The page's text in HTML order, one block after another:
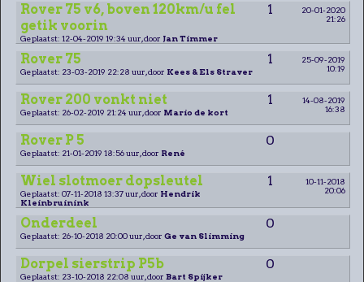
Rover 75 v6, boven 120km/u fel
getik voorin
1
20-01-2020
21:26
Geplaatst: 12-04-2019 19:34 uur, door Jan Timmer
Rover 75 1
25-09-2019
10:19
Geplaatst: 23-03-2019 22:28 uur, door Kees & Els Straver
Rover 200 vonkt niet 1
14-08-2019
16:38
Geplaatst: 26-02-2019 21:24 uur, door Mario de kort
Rover P 5 0
Geplaatst: 21-01-2019 18:56 uur, door René
Wiel slotmoer dopsleutel 1
10-11-2018
20:06
Geplaatst: 07-11-2018 13:37 uur, door Hendrik
Kleinbruinink
Onderdeel 0
Geplaatst: 26-10-2018 20:00 uur, door Ge van Slimming
Dorpel sierstrip P5b 0
Geplaatst: 23-10-2018 22:08 uur, door Bart Spijker